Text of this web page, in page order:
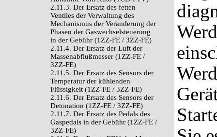
2.11.3. Der Ersatz des fetten
Ventiles der Verwaltung des
Mechanismus der Veränderung der
Phasen der Gaswechselsteuerung
in der Gebühr (1ZZ-FE / 3ZZ-FE)
2.11.4. Der Ersatz der Luft der
Massenabflußmesser (1ZZ-FE /
3ZZ-FE)
2.11.5. Der Ersatz des Sensors der
Temperatur der kühlenden
Flüssigkeit (1ZZ-FE / 3ZZ-FE)
2.11.6. Der Ersatz des Sensors der
Detonation (1ZZ-FE / 3ZZ-FE)
2.11.7. Der Ersatz des Pedals des
Gaspedals in der Gebühr (1ZZ-FE /
3ZZ-FE)